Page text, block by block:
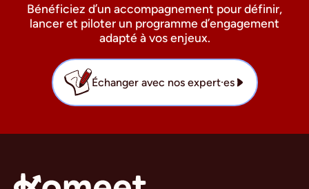
Bénéficiez d’un accompagnement pour définir,
lancer et piloter un programme d’engagement
adapté à vos enjeux.
Échanger avec nos expert·es